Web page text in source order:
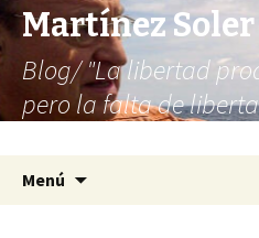
Martínez Soler
Blog/ "La libertad
pero la falta de
Menú